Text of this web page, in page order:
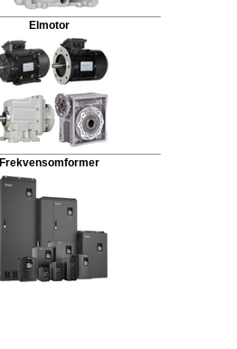
Elmotor
Frekvensomformer